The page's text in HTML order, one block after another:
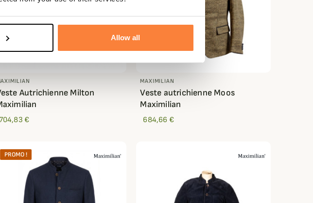
Allow all
Autrichienne Milton
€
MAXIMILIAN
Veste autrichienne Moos
Maximilian
684,66 €
PROMO !